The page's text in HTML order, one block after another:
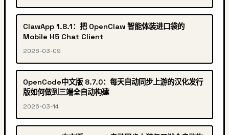
ClawApp 1.8.1：把 OpenClaw 智能体装进口袋的
Mobile H5 Chat Client
2026-03-09
OpenCode中文版 8.7.0：每天自动同步上游的汉化发行
版如何做到三端全自动构建
2026-03-14